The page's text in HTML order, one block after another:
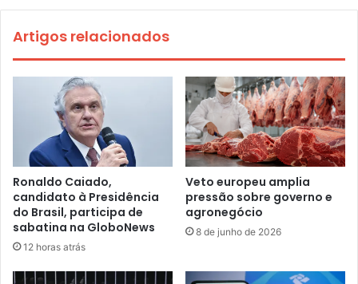
Artigos relacionados
Ronaldo Caiado,
candidato à Presidência
do Brasil, participa de
sabatina na GloboNews
12 horas atrás
Veto europeu amplia
pressão sobre governo e
agronegócio
8 de junho de 2026